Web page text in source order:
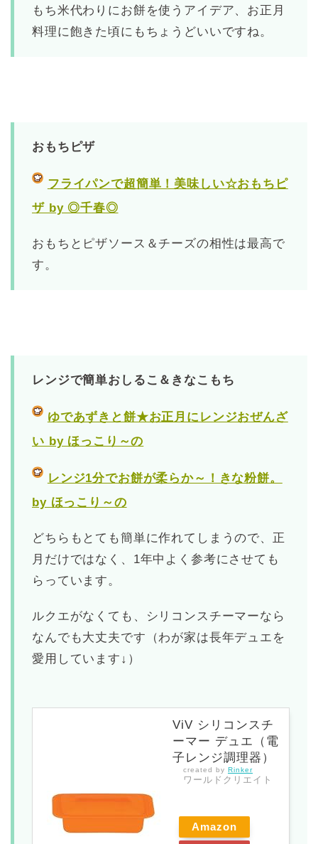
もち米代わりにお餅を使うアイデア、お正月
料理に飽きた頃にもちょうどいいですね。
おもちピザ
フライパンで超簡単！美味しい☆おもちピ
ザ by ◎千春◎
おもちとピザソース＆チーズの相性は最高で
す。
レンジで簡単おしるこ＆きなこもち
ゆであずきと餅★お正月にレンジおぜんざ
い by ほっこり～の
レンジ1分でお餅が柔らか～！きな粉餅。
by ほっこり～の
どちらもとても簡単に作れてしまうので、正
月だけではなく、1年中よく参考にさせても
らっています。
ルクエがなくても、シリコンスチーマーなら
なんでも大丈夫です（わが家は長年デュエを
愛用しています↓）
ViV シリコンスチ
ーマー デュエ（電
子レンジ調理器）
created by Rinker
ワールドクリエイト
Amazon